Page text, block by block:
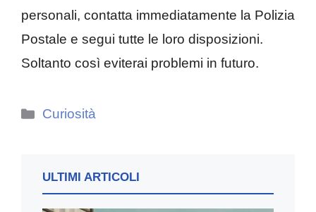
personali, contatta immediatamente la Polizia
Postale e segui tutte le loro disposizioni.
Soltanto così eviterai problemi in futuro.
Categorie
Curiosità
ULTIMI ARTICOLI